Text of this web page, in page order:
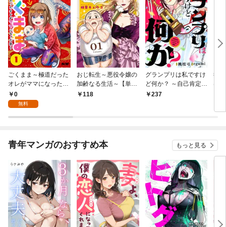
ごくまま～極道だった
オレがママになった話
～【単話】（１）
0
無料
おじ転生～悪役令嬢の
加齢なる生活～【単
話】（１）
118
グランプリは私ですけ
ど何か？ ～自己肯定モ
ンスターのミスコン無
237
後
は
青年マンガのおすすめ本 もっと見る